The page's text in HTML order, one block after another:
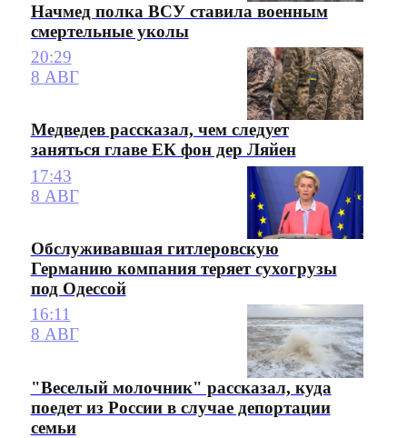
Начмед полка ВСУ ставила военным
смертельные уколы
20:29
8 АВГ
Медведев рассказал, чем следует
заняться главе ЕК фон дер Ляйен
17:43
8 АВГ
Обслуживавшая гитлеровскую
Германию компания теряет сухогрузы
под Одессой
16:11
8 АВГ
"Веселый молочник" рассказал, куда
поедет из России в случае депортации
семьи